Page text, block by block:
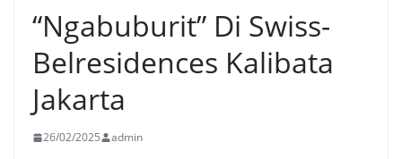
“Ngabuburit” Di Swiss-
Belresidences Kalibata
Jakarta
26/02/2025 admin